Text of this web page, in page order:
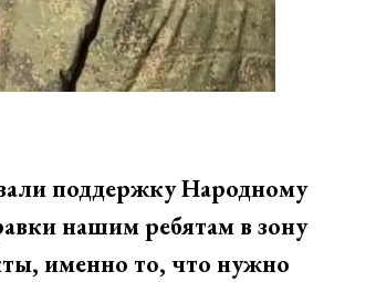
поддержку Народному
нашим ребятам в зону
именно то, что нужно